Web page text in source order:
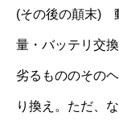
(その後の顛末)
量・バッテリ交
劣るもののその
り換え。ただ、